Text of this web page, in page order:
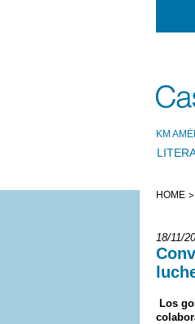
KM
HOME
18/11/
Los